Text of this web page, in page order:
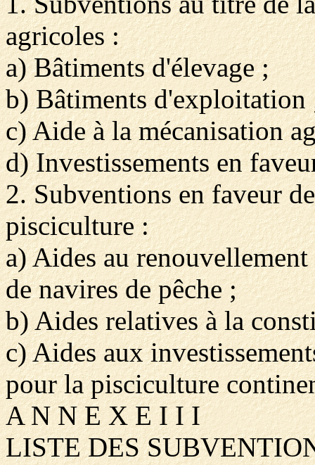
agricoles :
a) Bâtiments d'élevage ;
b) Bâtiments d'exploitation
c) Aide à la mécanisation
d) Investissements en
2. Subventions en faveur
pisciculture :
a) Aides au
de navires de pêche ;
b) Aides relatives à la
c) Aides aux
pour la pisciculture
A N N E X E I I I
LISTE DES